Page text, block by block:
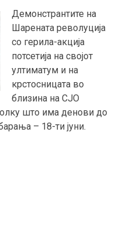
Демонстрантите на
Шарената револуција
со герила-акција
потсетија на својот
ултиматум и на
крстосницата во
близина на СЈО
што има денови до
– 18-ти јуни.